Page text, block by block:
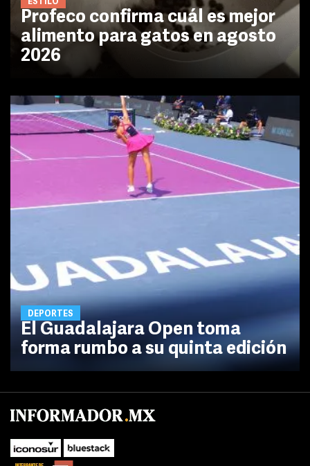
ESTILO
Profeco confirma cuál es mejor
alimento para gatos en agosto
2026
DEPORTES
El Guadalajara Open toma
forma rumbo a su quinta edición